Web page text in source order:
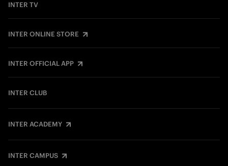
INTER TV
INTER ONLINE STORE
INTER OFFICIAL APP
INTER CLUB
INTER ACADEMY
INTER CAMPUS